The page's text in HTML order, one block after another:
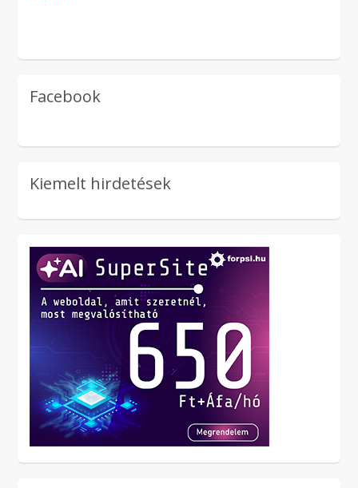
Facebook
Kiemelt hirdetések